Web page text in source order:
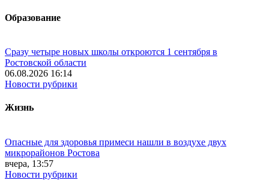
Образование
Сразу четыре новых школы откроются 1 сентября в
Ростовской области
06.08.2026 16:14
Новости рубрики
Жизнь
Опасные для здоровья примеси нашли в воздухе двух
микрорайонов Ростова
вчера, 13:57
Новости рубрики